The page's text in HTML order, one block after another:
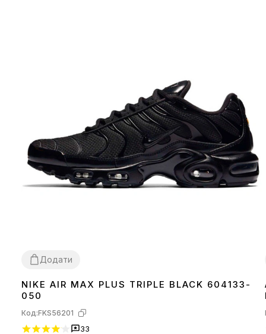
Додати
3637 38 39 404142 434445
NIKE AIR MAX PLUS TRIPLE BLACK 604133-
050
Код:FKS56201
33